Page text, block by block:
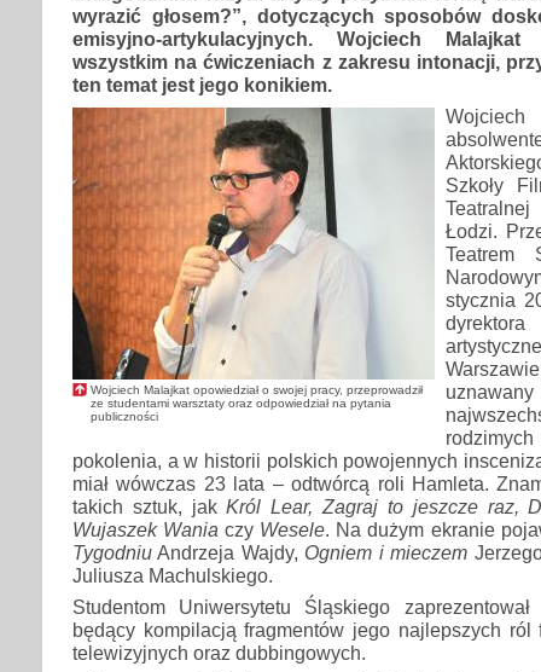
wyrazić głosem?”, dotyczących sposobów
emisyjno-artykulacyjnych. Wojciech
wszystkim na ćwiczeniach z zakresu intonacji,
ten temat jest jego konikiem.
Wojciech Malajkat opowiedział o swojej pracy, przeprowadził
ze studentami warsztaty oraz odpowiedział na pytania
publiczności
Szkoły
Łodzi.
Teatrem
stycznia
pokolenia, a w historii polskich powojennych
miał wówczas 23 lata – odtwórcą roli Hamleta.
takich sztuk, jakKról Lear, Zagraj to jeszcze raz,
Wujaszek Wania czy Wesele. Na dużym ekranie
Tygodniu Andrzeja Wajdy, Ogniem i mieczem
Juliusza Machulskiego.
Studentom Uniwersytetu Śląskiego
będący kompilacją fragmentów jego najlepszych ról
telewizyjnych oraz dubbingowych.